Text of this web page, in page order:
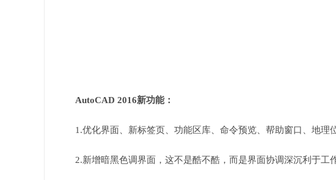
AutoCAD 2016新功能：
1.优化界面、新标签页、功能区库、命令预览、帮助窗口、地理
2.新增暗黑色调界面，这不是酷不酷，而是界面协调深沉利于工作